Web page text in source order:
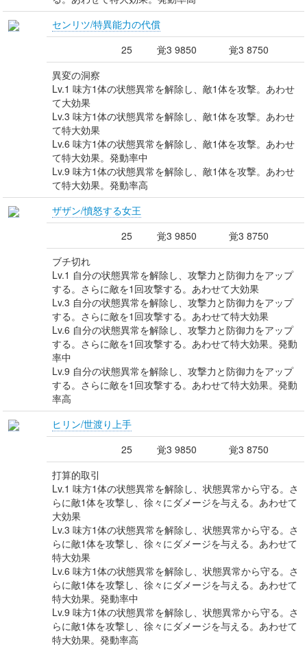
センリツ/特異能力の代償
25
覚3 9850
覚3 8750
異変の洞察
Lv.1 味方1体の状態異常を解除し、敵1体を攻撃。あわせ
て大効果
Lv.3 味方1体の状態異常を解除し、敵1体を攻撃。あわせ
て特大効果
Lv.6 味方1体の状態異常を解除し、敵1体を攻撃。あわせ
て特大効果。発動率中
Lv.9 味方1体の状態異常を解除し、敵1体を攻撃。あわせ
て特大効果。発動率高
ザザン/憤怒する女王
25
覚3 9850
覚3 8750
ブチ切れ
Lv.1 自分の状態異常を解除し、攻撃力と防御力をアップ
する。さらに敵を1回攻撃する。あわせて大効果
Lv.3 自分の状態異常を解除し、攻撃力と防御力をアップ
する。さらに敵を1回攻撃する。あわせて特大効果
Lv.6 自分の状態異常を解除し、攻撃力と防御力をアップ
する。さらに敵を1回攻撃する。あわせて特大効果。発動
率中
Lv.9 自分の状態異常を解除し、攻撃力と防御力をアップ
する。さらに敵を1回攻撃する。あわせて特大効果。発動
率高
ヒリン/世渡り上手
25
覚3 9850
覚3 8750
打算的取引
Lv.1 味方1体の状態異常を解除し、状態異常から守る。さ
らに敵1体を攻撃し、徐々にダメージを与える。あわせて
大効果
Lv.3 味方1体の状態異常を解除し、状態異常から守る。さ
らに敵1体を攻撃し、徐々にダメージを与える。あわせて
特大効果
Lv.6 味方1体の状態異常を解除し、状態異常から守る。さ
らに敵1体を攻撃し、徐々にダメージを与える。あわせて
特大効果。発動率中
Lv.9 味方1体の状態異常を解除し、状態異常から守る。さ
らに敵1体を攻撃し、徐々にダメージを与える。あわせて
特大効果。発動率高